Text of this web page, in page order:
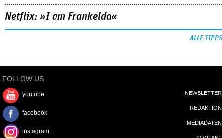
Netflix: »I am Frankelda«
ALLE TIPPS
FOLLOW US
youtube
facebook
instagram
NEWSLETTER
REDAKTION
MEDIADATEN